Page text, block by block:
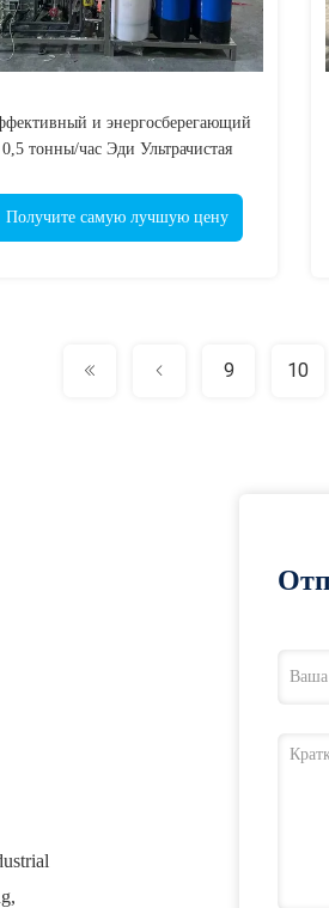
и энергосберегающий
0,5 тонны/час Эди Ультрачистая
Получите самую лучшую цену
9 10